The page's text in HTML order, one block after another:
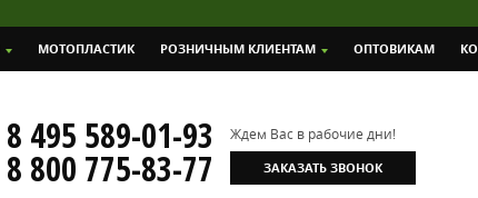
МОТОПЛАСТИК РОЗНИЧНЫМ КЛИЕНТАМ ОПТОВИКАМ
8 495 589-01-93
8 800 775-83-77
Ждем Вас в рабочие дни!
ЗАКАЗАТЬ ЗВОНОК